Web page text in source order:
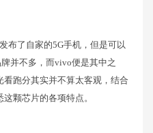
布了自家的5G手机，但是可以
并不多，而vivo便是其中之
跑分其实并不算太客观，结合
颗芯片的各项特点。